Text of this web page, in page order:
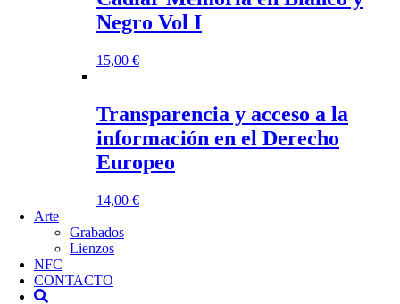
Negro Vol I
15,00 €
Transparencia y acceso a la
información en el Derecho
Europeo
14,00 €
Arte
Grabados
Lienzos
NFC
CONTACTO